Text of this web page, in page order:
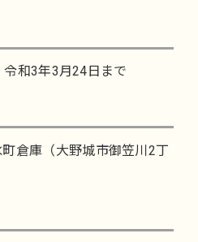
和3年3月24日まで
倉庫（大野城市御笠川2丁